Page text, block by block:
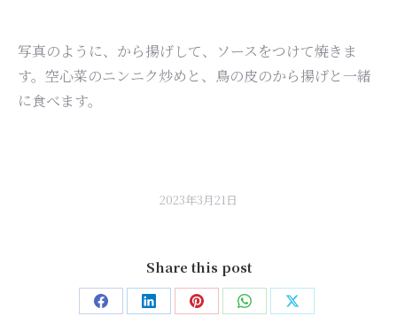
写真のように、から揚げして、ソースをつけて焼きま
す。空心菜のニンニク炒めと、鳥の皮のから揚げと一緒
に食べます。
2023年3月21日
Share this post
Share Share Share Share Share